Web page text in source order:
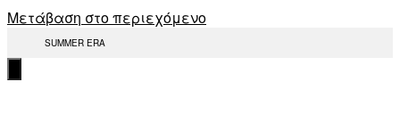
Μετάβαση στο περιεχόμενο
SUMMER ERA